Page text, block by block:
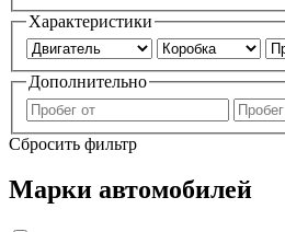
Характеристики
Дополнительно
Сбросить фильтр
Марки автомобилей